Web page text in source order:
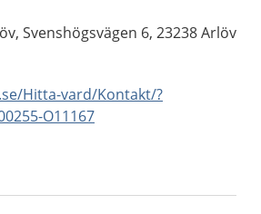
Svenshögsvägen 6, 23238 Arlöv
Hitta-vard/Kontakt/?
O11167